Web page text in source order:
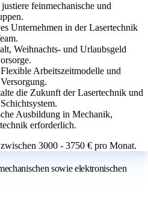
feinmechanische und
Unternehmen in der Lasertechnik
Weihnachts- und Urlaubsgeld
Flexible Arbeitszeitmodelle und
die Zukunft der Lasertechnik und
Ausbildung in Mechanik,
erforderlich.
3000 - 3750 € pro Monat.
sowie elektronischen